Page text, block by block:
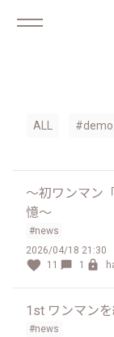
ALL #demo
〜初ワンマン
憶〜
#news
2026/04/18 21:30
11
1
1st ワンマンを
#news